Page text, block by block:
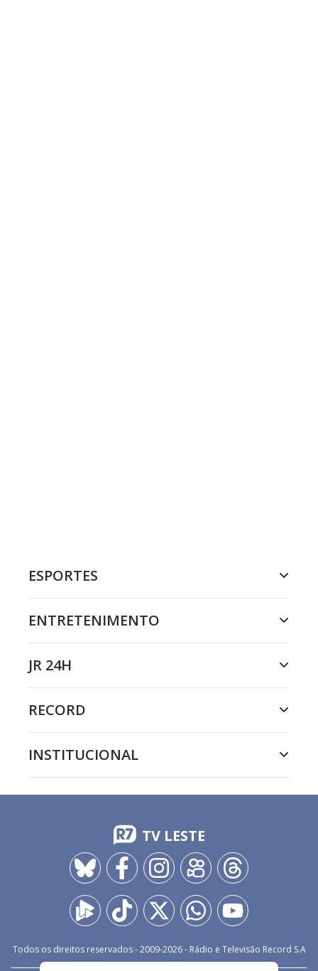
ESPORTES
ENTRETENIMENTO
JR 24H
RECORD
INSTITUCIONAL
TV LESTE
Todos os direitos reservados - 2009-2026- Rádio e Televisão Record S.A